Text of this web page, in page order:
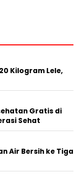
Kilogram Lele,
Gratis di
Sehat
Air Bersih ke Tiga